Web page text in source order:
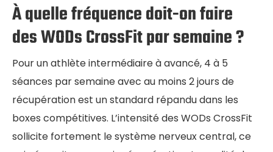
À quelle fréquence doit-on faire
des WODs CrossFit par semaine ?
Pour un athlète intermédiaire à avancé, 4 à 5
séances par semaine avec au moins 2 jours de
récupération est un standard répandu dans les
boxes compétitives. L’intensité des WODs CrossFit
sollicite fortement le système nerveux central, ce